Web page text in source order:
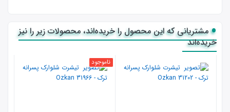
مشتریانی که این محصول را خریده‌اند، محصولات زیر را نیز
خریده‌اند
ناموجود